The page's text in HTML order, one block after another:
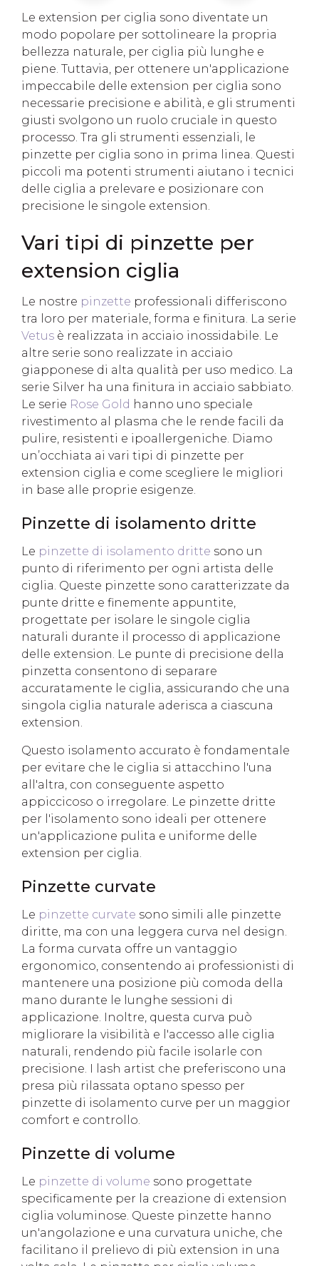
Le extension per ciglia sono diventate un
modo popolare per sottolineare la propria
bellezza naturale, per ciglia più lunghe e
piene. Tuttavia, per ottenere un'applicazione
impeccabile delle extension per ciglia sono
necessarie precisione e abilità, e gli strumenti
giusti svolgono un ruolo cruciale in questo
processo. Tra gli strumenti essenziali, le
pinzette per ciglia sono in prima linea. Questi
piccoli ma potenti strumenti aiutano i tecnici
delle ciglia a prelevare e posizionare con
precisione le singole extension.
Vari tipi di pinzette per
extension ciglia
Le nostre pinzette professionali differiscono
tra loro per materiale, forma e finitura. La serie
Vetus è realizzata in acciaio inossidabile. Le
altre serie sono realizzate in acciaio
giapponese di alta qualità per uso medico. La
serie Silver ha una finitura in acciaio sabbiato.
Le serie Rose Gold hanno uno speciale
rivestimento al plasma che le rende facili da
pulire, resistenti e ipoallergeniche. Diamo
un’occhiata ai vari tipi di pinzette per
extension ciglia e come scegliere le migliori
in base alle proprie esigenze.
Pinzette di isolamento dritte
Le pinzette di isolamento dritte sono un
punto di riferimento per ogni artista delle
ciglia. Queste pinzette sono caratterizzate da
punte dritte e finemente appuntite,
progettate per isolare le singole ciglia
naturali durante il processo di applicazione
delle extension. Le punte di precisione della
pinzetta consentono di separare
accuratamente le ciglia, assicurando che una
singola ciglia naturale aderisca a ciascuna
extension.
Questo isolamento accurato è fondamentale
per evitare che le ciglia si attacchino l'una
all'altra, con conseguente aspetto
appiccicoso o irregolare. Le pinzette dritte
per l'isolamento sono ideali per ottenere
un'applicazione pulita e uniforme delle
extension per ciglia.
Pinzette curvate
Le pinzette curvate sono simili alle pinzette
diritte, ma con una leggera curva nel design.
La forma curvata offre un vantaggio
ergonomico, consentendo ai professionisti di
mantenere una posizione più comoda della
mano durante le lunghe sessioni di
applicazione. Inoltre, questa curva può
migliorare la visibilità e l'accesso alle ciglia
naturali, rendendo più facile isolarle con
precisione. I lash artist che preferiscono una
presa più rilassata optano spesso per
pinzette di isolamento curve per un maggior
comfort e controllo.
Pinzette di volume
Le pinzette di volume sono progettate
specificamente per la creazione di extension
ciglia voluminose. Queste pinzette hanno
un'angolazione e una curvatura uniche, che
facilitano il prelievo di più extension in una